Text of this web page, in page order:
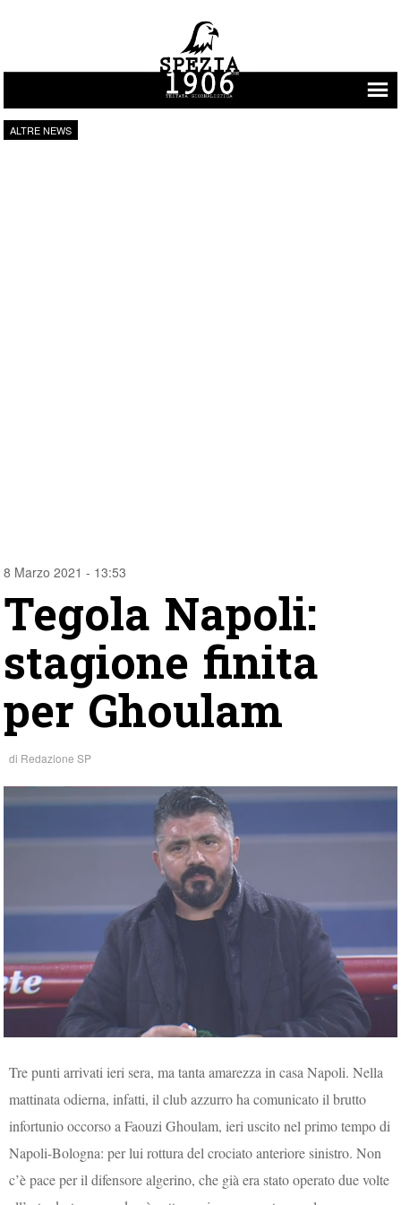
Vai al contenuto
ALTRE NEWS
8 Marzo 2021 - 13:53
Tegola Napoli:
stagione finita
per Ghoulam
di Redazione SP
Tre punti arrivati ieri sera, ma tanta amarezza in casa Napoli. Nella
mattinata odierna, infatti, il club azzurro ha comunicato il brutto
infortunio occorso a Faouzi Ghoulam, ieri uscito nel primo tempo di
Napoli-Bologna: per lui rottura del crociato anteriore sinistro. Non
c’è pace per il difensore algerino, che già era stato operato due volte